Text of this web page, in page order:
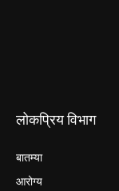
लोकप्रिय विभाग
बातम्या
आरोग्य